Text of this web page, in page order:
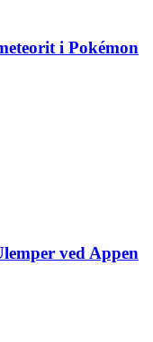
i Pokémon
ved Appen